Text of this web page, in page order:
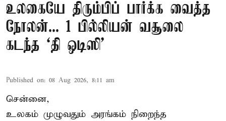
உலகையே திரும்பிப் பார்க்க வைத்த
நோலன்... 1 பில்லியன் வசூலை
கடந்த ‘தி ஒடிஸி’
Published on: 08 Aug 2026, 8:11 am
சென்னை,
உலகம் முழுவதும் அரங்கம் நிறைந்த